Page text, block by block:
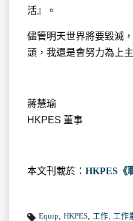
活』。
儘管明天世界將要毀滅
頭，我還是會努力為上
蔣慧瑜
HKPES 董事
本文刊載於： HKPES《
Equip, HKPES, 工作, 工作